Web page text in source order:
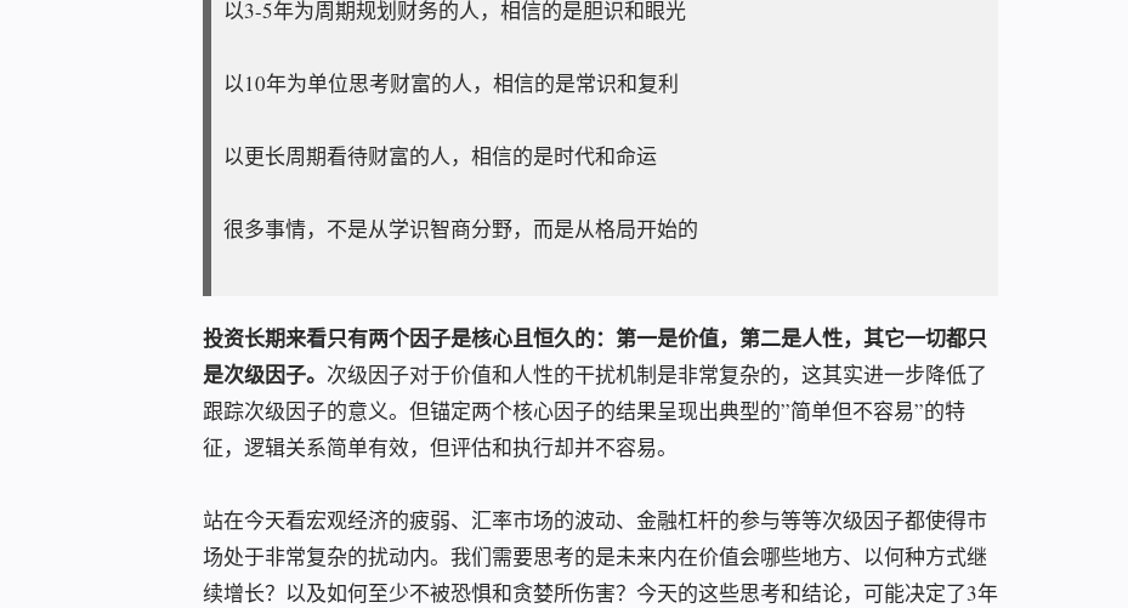
以3-5年为周期规划财务的人，相信的是胆识和眼光
以10年为单位思考财富的人，相信的是常识和复利
以更长周期看待财富的人，相信的是时代和命运
很多事情，不是从学识智商分野，而是从格局开始的
投资长期来看只有两个因子是核心且恒久的：第一是价值，第二是人性，其它一切都只
是次级因子。 次级因子对于价值和人性的干扰机制是非常复杂的，这其实进一步降低了
跟踪次级因子的意义。但锚定两个核心因子的结果呈现出典型的”简单但不容易”的特
征，逻辑关系简单有效，但评估和执行却并不容易。
站在今天看宏观经济的疲弱、汇率市场的波动、金融杠杆的参与等等次级因子都使得市
场处于非常复杂的扰动内。我们需要思考的是未来内在价值会哪些地方、以何种方式继
续增长？以及如何至少不被恐惧和贪婪所伤害？今天的这些思考和结论，可能决定了3年